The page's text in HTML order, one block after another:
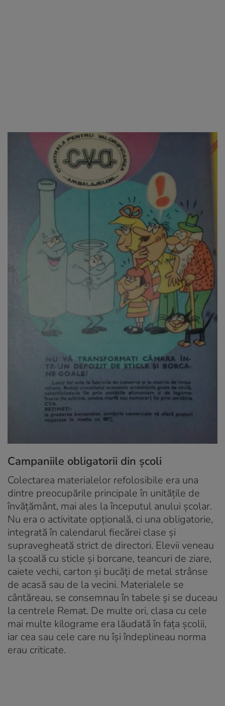
Campaniile obligatorii din școli
Colectarea materialelor refolosibile era una
dintre preocupările principale în unitățile de
învățământ, mai ales la începutul anului școlar.
Nu era o activitate opțională, ci una obligatorie,
integrată în calendarul fiecărei clase și
supravegheată strict de directori. Elevii veneau
la școală cu sticle și borcane, teancuri de ziare,
caiete vechi, carton și bucăți de metal strânse
de acasă sau de la vecini. Materialele se
cântăreau, se consemnau în tabele și se duceau
la centrele Remat. De multe ori, clasa cu cele
mai multe kilograme era lăudată în fața școlii,
iar cea sau cele care nu își îndeplineau norma
erau criticate.